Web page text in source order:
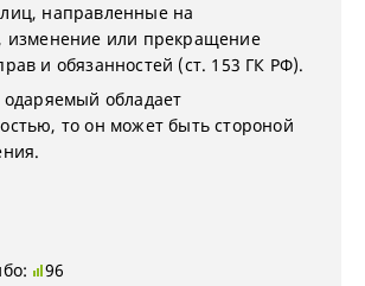
направленные на
изменение или прекращение
и обязанностей (ст. 153 ГК РФ).
одаряемый обладает
то он может быть стороной
96